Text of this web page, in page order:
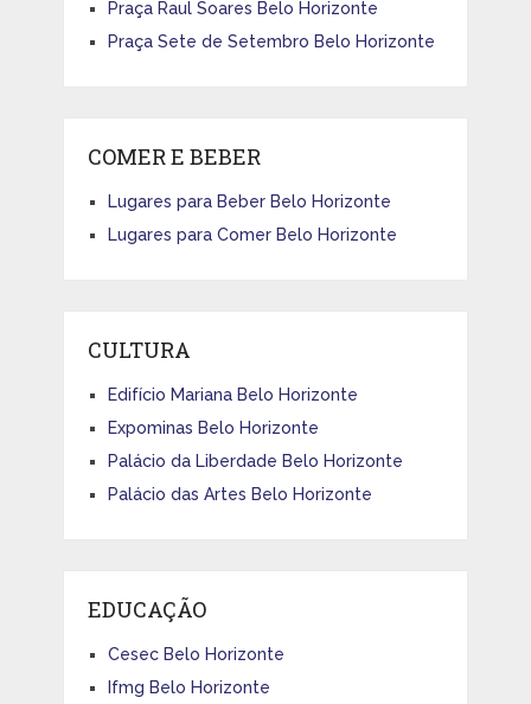
Praça Raul Soares Belo Horizonte
Praça Sete de Setembro Belo Horizonte
COMER E BEBER
Lugares para Beber Belo Horizonte
Lugares para Comer Belo Horizonte
CULTURA
Edifício Mariana Belo Horizonte
Expominas Belo Horizonte
Palácio da Liberdade Belo Horizonte
Palácio das Artes Belo Horizonte
EDUCAÇÃO
Cesec Belo Horizonte
Ifmg Belo Horizonte